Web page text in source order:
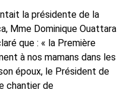
la présidente de la
Mme Dominique Ouattara
que : « la Première
à nos mamans dans les
époux, le Président de
chantier de